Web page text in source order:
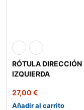
RÓTULA DIRECCIÓN
IZQUIERDA
27,00 €
Añadir al carrito